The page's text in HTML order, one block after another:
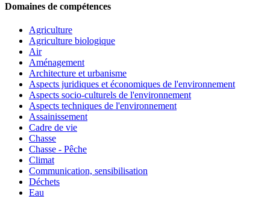
Domaines de compétences
Agriculture
Agriculture biologique
Air
Aménagement
Architecture et urbanisme
Aspects juridiques et économiques de l'environnement
Aspects socio-culturels de l'environnement
Aspects techniques de l'environnement
Assainissement
Cadre de vie
Chasse
Chasse - Pêche
Climat
Communication, sensibilisation
Déchets
Eau